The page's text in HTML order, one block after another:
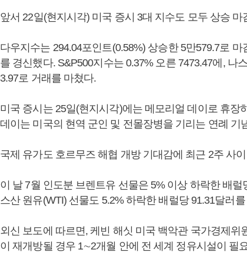
앞서 22일(현지시각) 미국 증시 3대 지수도 모두 상승 마
다우지수는 294.04포인트(0.58%) 상승한 5만579.7로
를 경신했다. S&P500지수는 0.37% 오른 7473.47에, 나
3.97로 거래를 마쳤다.
미국 증시는 25일(현지시각)에는 메모리얼 데이로 휴장
데이는 미국의 현역 군인 및 전몰장병을 기리는 연례 기
국제 유가도 호르무즈 해협 개방 기대감에 최근 2주 사
이 날 7월 인도분 브렌트유 선물은 5% 이상 하락한 배
스산 원유(WTI) 선물도 5.2% 하락한 배럴당 91.31달러
외신 보도에 따르면, 케빈 해싯 미국 백악관 국가경제위
이 재개방될 경우 1∼2개월 안에 전 세계 정유시설이 필